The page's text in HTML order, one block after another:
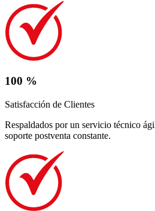
100 %
Satisfacción de Clientes
Respaldados por un servicio técnico
soporte postventa constante.